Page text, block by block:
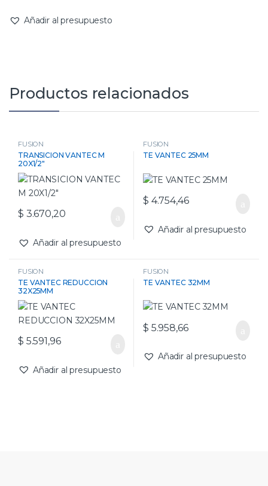
Añadir al presupuesto
Productos relacionados
FUSION
TRANSICION VANTEC M
20X1/2″
$ 3.670,20
Añadir al presupuesto
FUSION
TE VANTEC 25MM
$ 4.754,46
Añadir al presupuesto
FUSION
TE VANTEC REDUCCION
32X25MM
$ 5.591,96
Añadir al presupuesto
FUSION
TE VANTEC 32MM
$ 5.958,66
Añadir al presupuesto